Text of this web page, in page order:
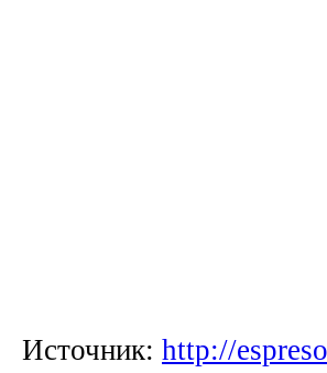
Источник: http://